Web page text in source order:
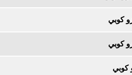
كوبي
كوبي
كوبي